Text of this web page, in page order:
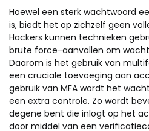
Hoewel een sterk wachtwoord
is, biedt het op zichzelf geen
Hackers kunnen technieken
brute force-aanvallen om
Daarom is het gebruik van
een cruciale toevoeging aan
gebruik van MFA wordt het
een extra controle. Zo wordt
degene bent die inlogt op het
door middel van een